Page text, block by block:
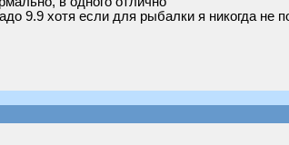
9.9 хотя если для рыбалки я никогда не